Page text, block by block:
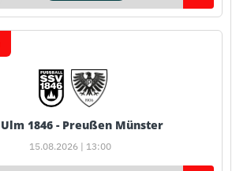
Ulm 1846 - Preußen Münster
15.08.2026 | 13:00